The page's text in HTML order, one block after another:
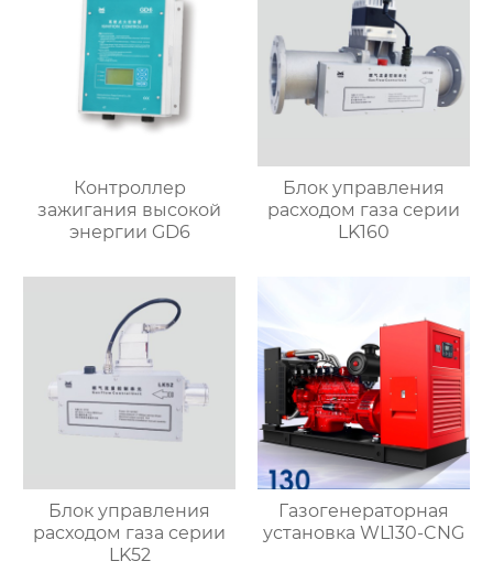
Контроллер
зажигания высокой
энергии GD6
Блок управления
расходом газа серии
LK160
Блок управления
расходом газа серии
LK52
Газогенераторная
установка WL130-CNG